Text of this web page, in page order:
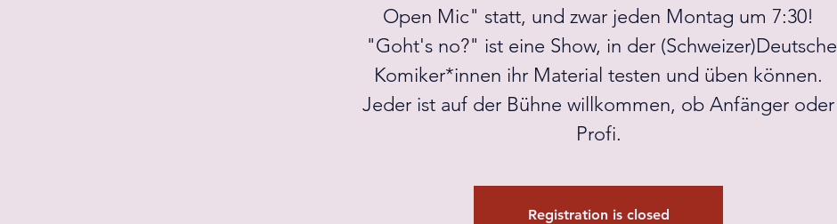
Open Mic" statt, und zwar jeden Montag um 7:30!
"Goht's no?" ist eine Show, in der (Schweizer)Deutsche
Komiker*innen ihr Material testen und üben können.
Jeder ist auf der Bühne willkommen, ob Anfänger oder
Profi.
Registration is closed